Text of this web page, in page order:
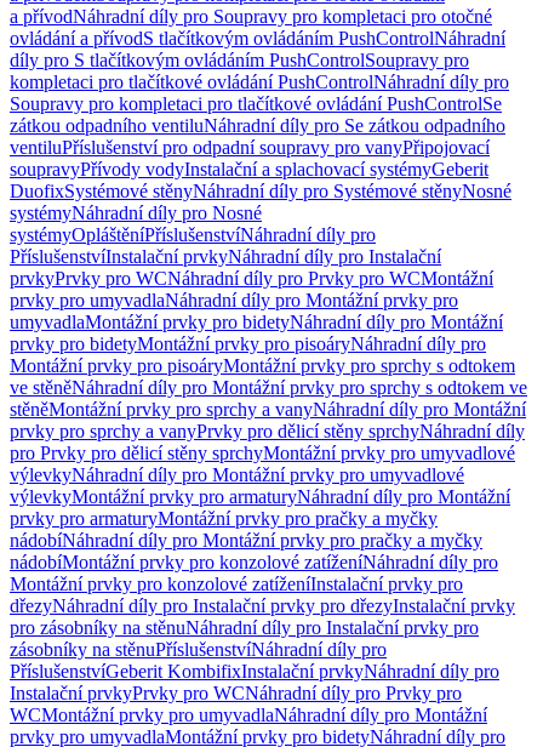
a přívodNáhradní díly pro Soupravy pro kompletaci pro otočné
ovládání a přívodS tlačítkovým ovládáním PushControlNáhradní
díly pro S tlačítkovým ovládáním PushControlSoupravy pro
kompletaci pro tlačítkové ovládání PushControlNáhradní díly pro
Soupravy pro kompletaci pro tlačítkové ovládání PushControlSe
zátkou odpadního ventiluNáhradní díly pro Se zátkou odpadního
ventiluPříslušenství pro odpadní soupravy pro vanyPřipojovací
soupravyPřívody vodyInstalační a splachovací systémyGeberit
DuofixSystémové stěnyNáhradní díly pro Systémové stěnyNosné
systémyNáhradní díly pro Nosné
systémyOpláštěníPříslušenstvíNáhradní díly pro
PříslušenstvíInstalační prvkyNáhradní díly pro Instalační
prvkyPrvky pro WCNáhradní díly pro Prvky pro WCMontážní
prvky pro umyvadlaNáhradní díly pro Montážní prvky pro
umyvadlaMontážní prvky pro bidetyNáhradní díly pro Montážní
prvky pro bidetyMontážní prvky pro pisoáryNáhradní díly pro
Montážní prvky pro pisoáryMontážní prvky pro sprchy s odtokem
ve stěněNáhradní díly pro Montážní prvky pro sprchy s odtokem ve
stěněMontážní prvky pro sprchy a vanyNáhradní díly pro Montážní
prvky pro sprchy a vanyPrvky pro dělicí stěny sprchyNáhradní díly
pro Prvky pro dělicí stěny sprchyMontážní prvky pro umyvadlové
výlevkyNáhradní díly pro Montážní prvky pro umyvadlové
výlevkyMontážní prvky pro armaturyNáhradní díly pro Montážní
prvky pro armaturyMontážní prvky pro pračky a myčky
nádobíNáhradní díly pro Montážní prvky pro pračky a myčky
nádobíMontážní prvky pro konzolové zatíženíNáhradní díly pro
Montážní prvky pro konzolové zatíženíInstalační prvky pro
dřezyNáhradní díly pro Instalační prvky pro dřezyInstalační prvky
pro zásobníky na stěnuNáhradní díly pro Instalační prvky pro
zásobníky na stěnuPříslušenstvíNáhradní díly pro
PříslušenstvíGeberit KombifixInstalační prvkyNáhradní díly pro
Instalační prvkyPrvky pro WCNáhradní díly pro Prvky pro
WCMontážní prvky pro umyvadlaNáhradní díly pro Montážní
prvky pro umyvadlaMontážní prvky pro bidetyNáhradní díly pro